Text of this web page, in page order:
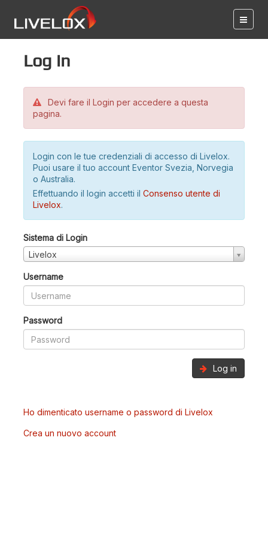
Log in
Devi fare il Login per accedere a questa
pagina.
Login con le tue credenziali di accesso di Livelox.
Puoi usare il tuo account Eventor Svezia, Norvegia
o Australia.
Effettuando il login accetti il Consenso utente di
Livelox.
Sistema di Login
Livelox
Username
Password
Log in
Ho dimenticato username o password di Livelox
Crea un nuovo account